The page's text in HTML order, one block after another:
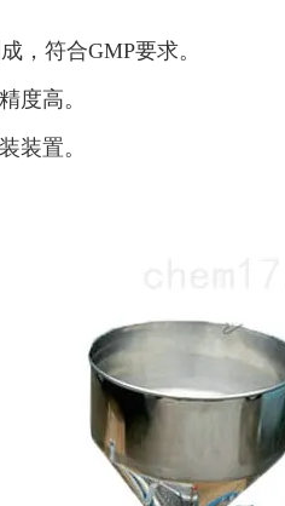
符合GMP要求。
度高。
装置。